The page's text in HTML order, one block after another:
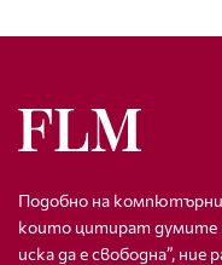
Подобно на
които цитират думите
иска да е свободна”,